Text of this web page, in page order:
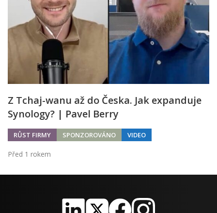
Z Tchaj-wanu až do Česka. Jak expanduje
Synology? | Pavel Berry
RŮST FIRMY SPONZOROVÁNO VIDEO
Před 1 rokem